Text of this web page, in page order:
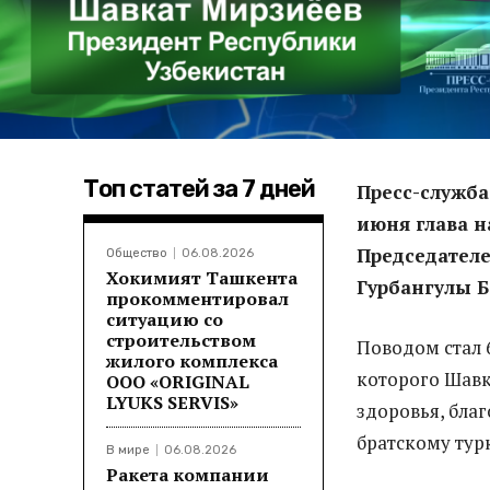
Топ статей за 7 дней
Общество 06.08.2026
Хокимият Ташкента
прокомментировал
ситуацию со
строительством
жилого комплекса
ООО «ORIGINAL
LYUKS SERVIS»
В мире 06.08.2026
Ракета компании
Пресс-
июня глава
Гурбангулы
Поводом стал
которого
здоровья,
братскому